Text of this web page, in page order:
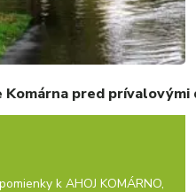
Komárna pred
k AHOJ KOMÁRNO,